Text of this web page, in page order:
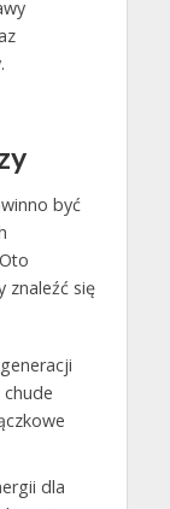
być
znaleźć się
chude
dla